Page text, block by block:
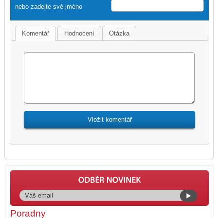
nebo zadejte své jméno
Komentář Hodnocení Otázka
Poradny